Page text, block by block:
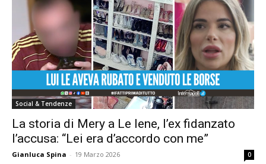
Social & Tendenze
La storia di Mery a Le Iene, l’ex fidanzato
l’accusa: “Lei era d’accordo con me”
Gianluca Spina - 19 Marzo 2026 0